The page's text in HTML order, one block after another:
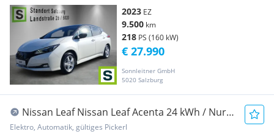
2023 EZ
9.500 km
218 PS (160 kW)
Sonnleitner GmbH
5020 Salzburg
€ 27.990
Nissan Leaf Nissan Leaf Acenta 24 kWh / Nur
40.498 km / Batterie im Eigentum / Top-Zustand
Elektro, Automatik, gültiges Pickerl